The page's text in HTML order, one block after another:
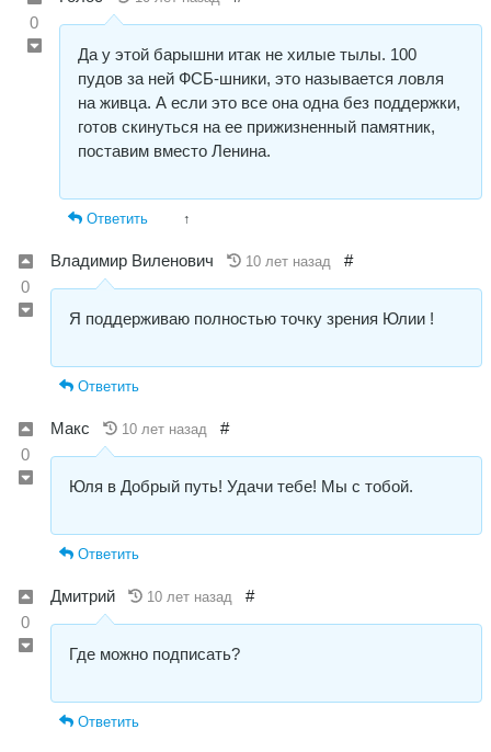
0
Да у этой барышни итак не хилые тылы. 100
пудов за ней ФСБ-шники, это называется ловля
на живца. А если это все она одна без поддержки,
готов скинуться на ее прижизненный памятник,
поставим вместо Ленина.
Ответить ↑
0
Владимир Виленович 10 лет назад #
Я поддерживаю полностью точку зрения Юлии !
Ответить
0
Макс 10 лет назад #
Юля в Добрый путь! Удачи тебе! Мы с тобой.
Ответить
0
Дмитрий 10 лет назад #
Где можно подписать?
Ответить